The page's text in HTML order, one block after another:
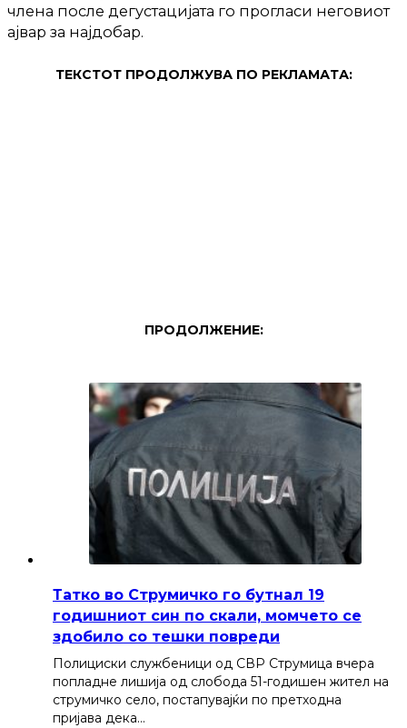
члена после дегустацијата го прогласи неговиот
ајвар за најдобар.
ТЕКСТОТ ПРОДОЛЖУВА ПО РЕКЛАМАТА:
ПРОДОЛЖЕНИЕ:
Татко во Струмичко го бутнал 19
годишниот син по скали, момчето се
здобило со тешки повреди
Полициски службеници од СВР Струмица вчера
попладне лишија од слобода 51-годишен жител на
струмичко село, постапувајќи по претходна
пријава дека…